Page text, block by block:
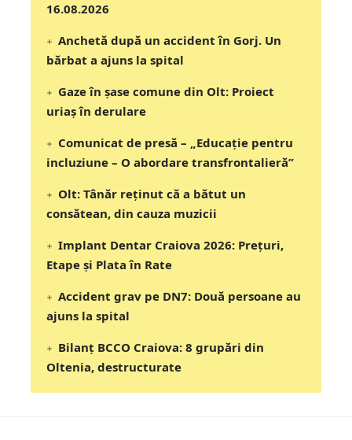
16.08.2026
Anchetă după un accident în Gorj. Un
bărbat a ajuns la spital
Gaze în șase comune din Olt: Proiect
uriaș în derulare
Comunicat de presă – „Educație pentru
incluziune – O abordare transfrontalieră”
Olt: Tânăr reţinut că a bătut un
consătean, din cauza muzicii
Implant Dentar Craiova 2026: Preţuri,
Etape şi Plata în Rate
Accident grav pe DN7: Două persoane au
ajuns la spital
Bilanț BCCO Craiova: 8 grupări din
Oltenia, destructurate